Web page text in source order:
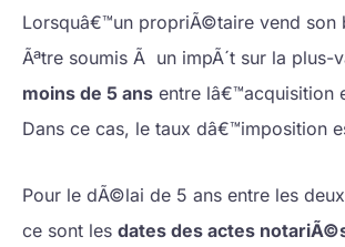
Lorsquâ€™un propriÃ©taire vend son
Ãªtre soumis Ã un impÃ´t sur la plus-
moins de 5 ans entre lâ€™acquisition
Dans ce cas, le taux dâ€™imposition
Pour le dÃ©lai de 5 ans entre les
ce sont les dates des actes